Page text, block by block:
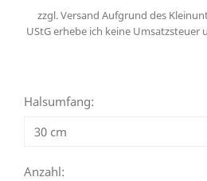
zzgl. Versand Aufgrund des
UStG erhebe ich keine Umsatzsteuer
Halsumfang:
Anzahl: